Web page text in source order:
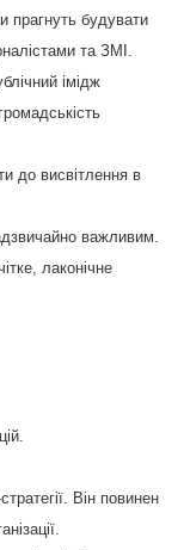
прагнуть будувати
та ЗМІ.
імідж
до висвітлення в
важливим.
лаконічне
Він повинен